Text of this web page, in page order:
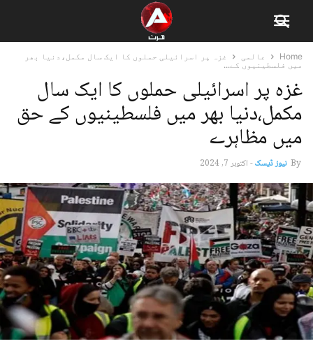
Home عالمی
غزہ پر اسرائیلی حملوں کا ایک سال مکمل،دنیا بھر
میں فلسطینیوں کے...
غزہ پر اسرائیلی حملوں کا ایک سال
مکمل،دنیا بھر میں فلسطینیوں کے حق
میں مظاہرے
By نیوز ڈیسک-اکتوبر 7, 2024